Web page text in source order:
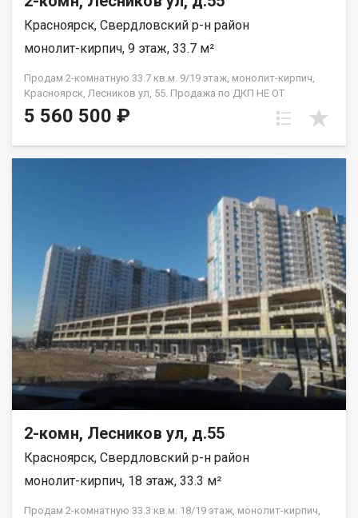
Красноярск, Свердловский р-н район
монолит-кирпич, 9 этаж, 33.7 м²
Продам 2-комнатную 33.7 кв.м. 9/19 этаж, монолит-кирпич,
Красноярск, Лесников ул, 55. Продажа по ДКП НЕ ОТ
ЗАСТРОЙЩИКА
5 560 500 ₽
2-комн, Лесников ул, д.55
Красноярск, Свердловский р-н район
монолит-кирпич, 18 этаж, 33.3 м²
Продам 2-комнатную 33.3 кв.м. 18/19 этаж, монолит-кирпич,